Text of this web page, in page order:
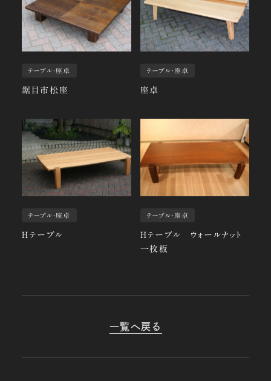
テーブル・座卓
鋸目市松座
テーブル・座卓
座卓
テーブル・座卓
Ｈテーブル
テーブル・座卓
Ｈテーブル ウォールナット
一枚板
一覧へ戻る